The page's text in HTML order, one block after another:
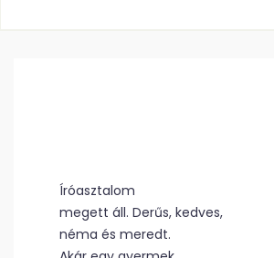
Íróasztalom
megett áll. Derűs, kedves,
néma és meredt.